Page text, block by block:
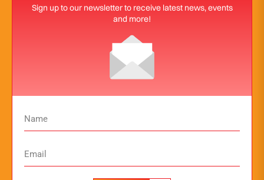
Sign up to our newsletter to receive latest news, events
and more!